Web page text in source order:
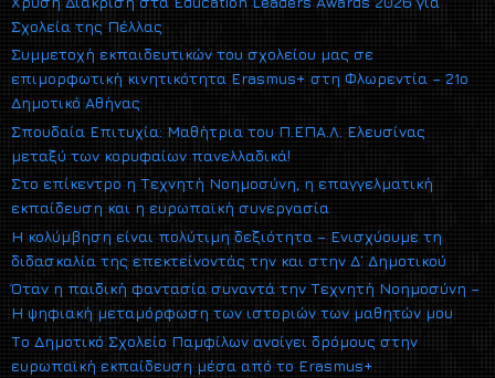
Σχολεία της Πέλλας
Συμμετοχή εκπαιδευτικών του σχολείου μας σε
επιμορφωτική κινητικότητα Erasmus+ στη Φλωρεντία – 21ο
Δημοτικό Αθήνας
Σπουδαία Επιτυχία: Μαθήτρια του Π.ΕΠΑ.Λ. Ελευσίνας
μεταξύ των κορυφαίων πανελλαδικά!
Στο επίκεντρο η Τεχνητή Νοημοσύνη, η επαγγελματική
εκπαίδευση και η ευρωπαϊκή συνεργασία
Η κολύμβηση είναι πολύτιμη δεξιότητα – Ενισχύουμε τη
διδασκαλία της επεκτείνοντάς την και στην Δ΄ Δημοτικού
Όταν η παιδική φαντασία συναντά την Τεχνητή Νοημοσύνη –
Η ψηφιακή μεταμόρφωση των ιστοριών των μαθητών μου
Το Δημοτικό Σχολείο Παμφίλων ανοίγει δρόμους στην
ευρωπαϊκή εκπαίδευση μέσα από το Erasmus+